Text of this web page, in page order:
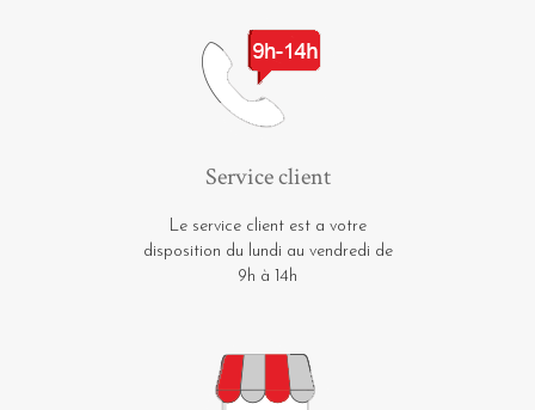
Service client
Le service client est a votre
disposition du lundi au vendredi de
9h à 14h